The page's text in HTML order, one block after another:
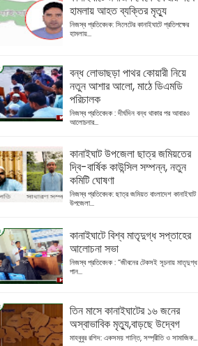
হামলায় আহত ব্যক্তির মৃত্যু
নিজস্ব প্রতিবেদক: সিলেটের কানাইঘাটে প্রতিপক্ষের
হামলায়...
বন্ধ লোভাছড়া পাথর কোয়ারী নিয়ে
নতুন আশার আলো, মাঠে ডিএমডি
পরিচালক
নিজস্ব প্রতিবেদক : দীর্ঘদিন বন্ধ থাকার পর আবারও
আলোচনার...
কানাইঘাট উপজেলা ছাত্র জমিয়তের
দ্বি-বার্ষিক কাউন্সিল সম্পন্ন, নতুন
কমিটি ঘোষণা
নিজস্ব প্রতিবেদক: ছাত্র জমিয়ত বাংলাদেশ কানাইঘাট
উপজেলা...
কানাইঘাটে বিশ্ব মাতৃদুগ্ধ সপ্তাহের
আলোচনা সভা
নিজস্ব প্রতিবেদক : “জীবনের টেকসই সূচনায় মাতৃদুগ্ধ
পান...
তিন মাসে কানাইঘাটের ১৬ জনের
অস্বাভাবিক মৃত্যু,বাড়ছে উদ্বেগ
মাহবুবুর রশিদ: একসময় শান্তি, সম্প্রীতি ও সামাজিক...